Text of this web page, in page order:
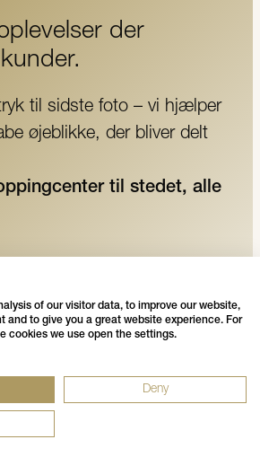
der
til sidste foto – vi hjælper
øjeblikke, der bliver delt
til stedet, alle
of our visitor data, to improve our website,
and to give you a great website experience. For
cookies we use open the settings.
Deny